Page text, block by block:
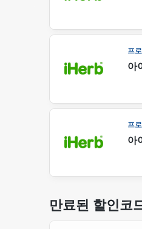
프
아
프
아
만료된 할인코